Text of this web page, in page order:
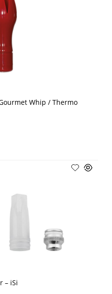
Whip / Thermo
– iSi